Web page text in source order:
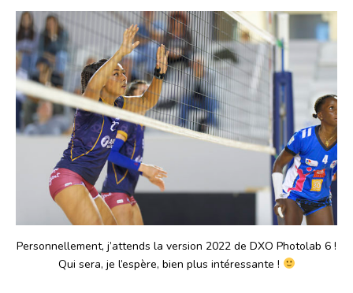
Personnellement, j’attends la version 2022 de DXO Photolab 6 !
Qui sera, je l’espère, bien plus intéressante !